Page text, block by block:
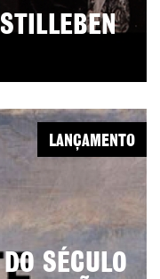
SÉCULO
LANÇAMENTO